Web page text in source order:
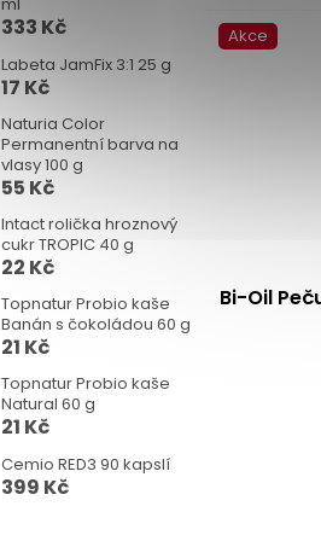
333 Kč
Labeta JamFix 3:1 25 g
17 Kč
Naturia Color
Permanentní barva na
vlasy 100 g
55 Kč
Intact rolička hroznový
cukr TROPIC 40 g
22 Kč
Topnatur Probio kaše
Banán s čokoládou 60 g
21 Kč
Topnatur Probio kaše
Natural 60 g
21 Kč
Cemio RED3 90 kapslí
399 Kč
Akce
Bi-Oil